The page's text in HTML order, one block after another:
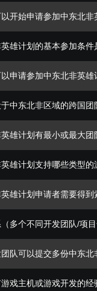
开始申请参加中东北非
雄计划的基本参加条件
申请参加中东北非英雄
中东北非区域的跨国团
雄计划有最小或最大团
雄计划支持哪些类型的
雄计划申请者需要得
多个不同开发团队/项
队可以提交多份中东北
戏主机或游戏开发的经